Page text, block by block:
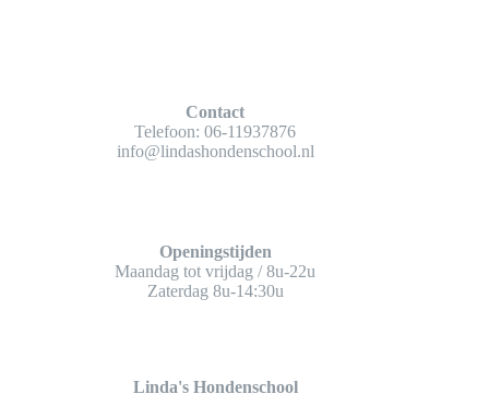
Contact
Telefoon:06-11937876
info@lindashondenschool.nl
Openingstijden
Maandag tot vrijdag / 8u-22u
Zaterdag 8u-14:30u
Linda's Hondenschool